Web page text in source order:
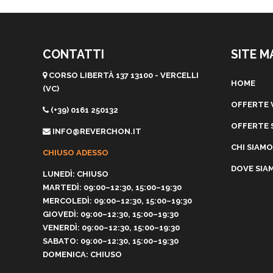
CONTATTI
CORSO LIBERTÀ 137 13100 - VERCELLI
(VC)
(+39) 0161 250132
INFO@REVERCHON.IT
CHIUSO ADESSO
LUNEDÌ: CHIUSO
MARTEDÌ: 09:00–12:30, 15:00–19:30
MERCOLEDÌ: 09:00–12:30, 15:00–19:30
GIOVEDÌ: 09:00–12:30, 15:00–19:30
VENERDÌ: 09:00–12:30, 15:00–19:30
SABATO: 09:00–12:30, 15:00–19:30
DOMENICA: CHIUSO
SITE
HOME
OFFERTE
OFFERTE
CHI SIAMO
DOVE